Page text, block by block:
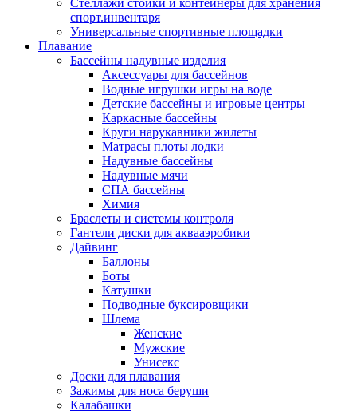
Стеллажи стойки и контейнеры для хранения
спорт.инвентаря
Универсальные спортивные площадки
Плавание
Бассейны надувные изделия
Аксессуары для бассейнов
Водные игрушки игры на воде
Детские бассейны и игровые центры
Каркасные бассейны
Круги нарукавники жилеты
Матрасы плоты лодки
Надувные бассейны
Надувные мячи
СПА бассейны
Химия
Браслеты и системы контроля
Гантели диски для аквааэробики
Дайвинг
Баллоны
Боты
Катушки
Подводные буксировщики
Шлема
Женские
Мужские
Унисекс
Доски для плавания
Зажимы для носа беруши
Калабашки